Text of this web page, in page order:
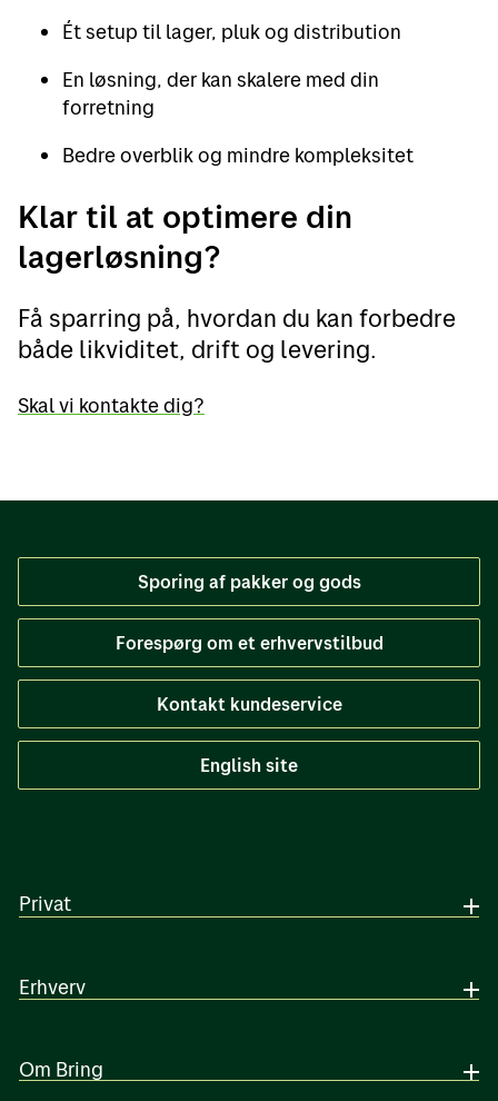
Ét setup til lager, pluk og distribution
En løsning, der kan skalere med din
forretning
Bedre overblik og mindre kompleksitet
Klar til at optimere din
lagerløsning?
Få sparring på, hvordan du kan forbedre
både likviditet, drift og levering.
Skal vi kontakte dig?
Sporing af pakker og gods
Forespørg om et erhvervstilbud
Kontakt kundeservice
English site
Privat
Erhverv
Om Bring